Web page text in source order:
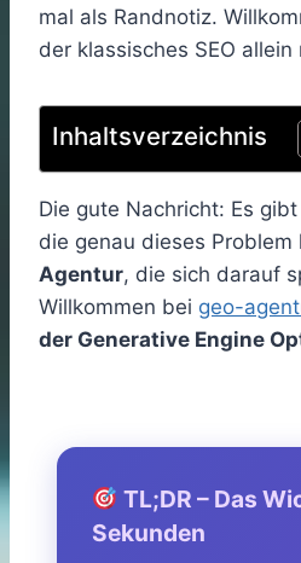
mal als Randnotiz.
der klassisches SEO
Inhaltsverzeichnis
Die gute Nachricht: Es
die genau dieses Problem
Agentur, die sich darauf
Willkommen bei geo-
der Generative Engine
TL;DR – Das
Sekunden